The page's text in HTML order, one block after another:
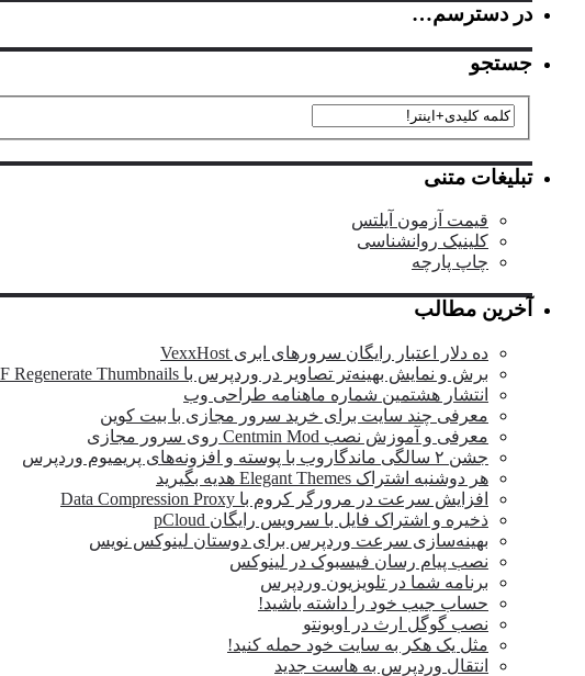
در دسترسم…
جستجو
تبلیغات متنی
قیمت آزمون آیلتس
کلینیک روانشناسی
چاپ پارچه
آخرین مطالب
ده دلار اعتبار رایگان سرورهای ابری VexxHost
برش و نمایش بهینه‌تر تصاویر در وردپرس با OTF Regenerate Thumbnails
انتشار هشتمین شماره ماهنامه طراحی وب
معرفی چند سایت برای خرید سرور مجازی با بیت کوین
معرفی و آموزش نصب Centmin Mod روی سرور مجازی
جشن ۲ سالگی ماندگار‌وب با پوسته و افزونه‌های پریمیوم وردپرس
هر دوشنبه اشتراک Elegant Themes هدیه بگیرید
افزایش سرعت در مرورگر کروم با Data Compression Proxy
ذخیره و اشتراک فایل با سرویس رایگان pCloud
بهینه‌سازی سرعت وردپرس برای دوستان لینوکس نویس
نصب پیام رسان فیسبوک در لینوکس
برنامه شما در تلویزیون وردپرس
حساب جیب خود را داشته باشید!
نصب گوگل ارث در اوبونتو
مثل یک هکر به سایت خود حمله کنید!
انتقال وردپرس به هاست جدید